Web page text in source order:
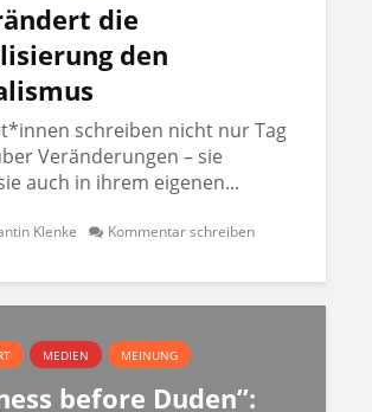
die
den
schreiben nicht nur Tag
Veränderungen – sie
auch in ihrem eigenen...
Klenke Kommentar schreiben
MEDIEN MEINUNG
before Duden”: